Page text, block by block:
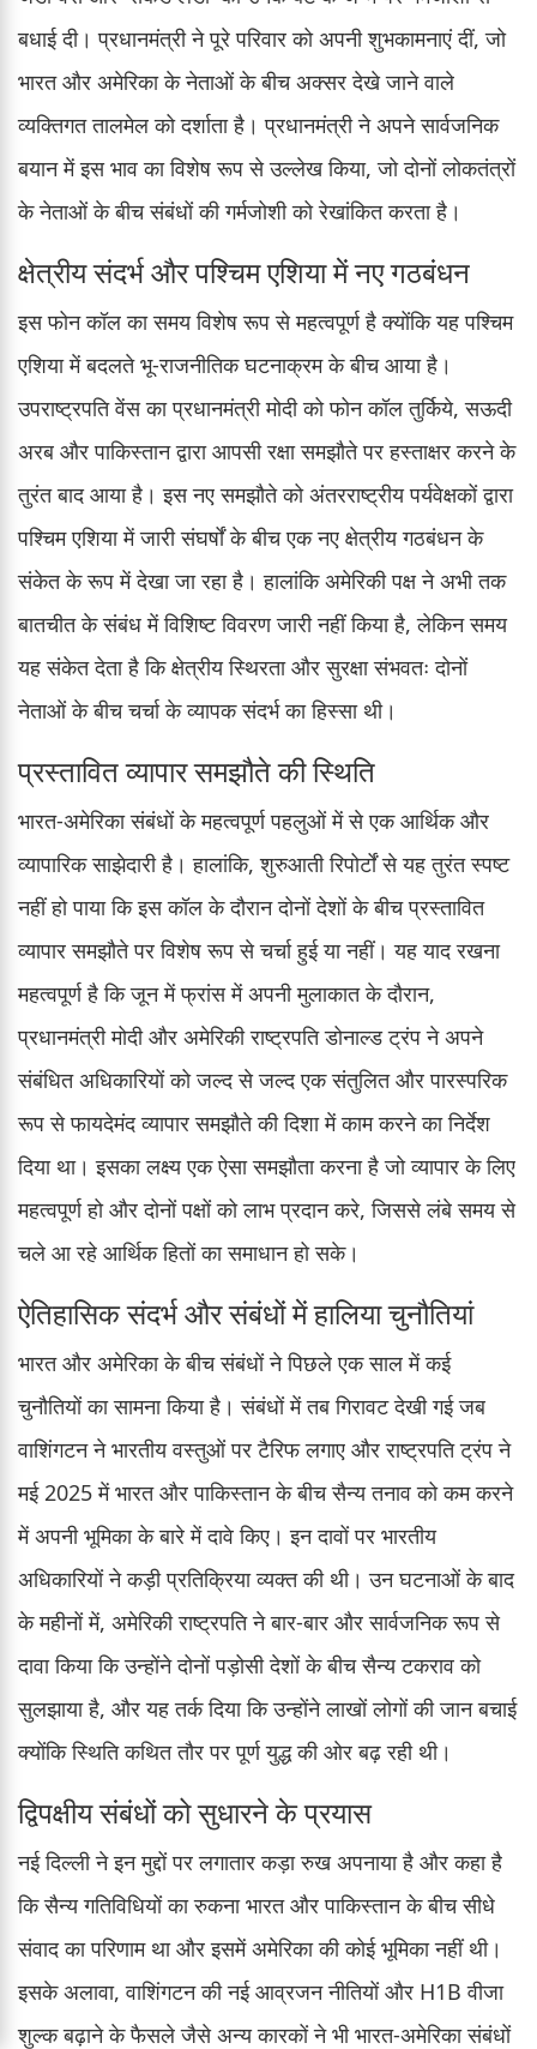
बधाई दी। प्रधानमंत्री ने पूरे परिवार को अपनी शुभकामनाएं दीं, जो
भारत और अमेरिका के नेताओं के बीच अक्सर देखे जाने वाले
व्यक्तिगत तालमेल को दर्शाता है। प्रधानमंत्री ने अपने सार्वजनिक
बयान में इस भाव का विशेष रूप से उल्लेख किया, जो दोनों लोकतंत्रों
के नेताओं के बीच संबंधों की गर्मजोशी को रेखांकित करता है।
क्षेत्रीय संदर्भ और पश्चिम एशिया में नए गठबंधन
इस फोन कॉल का समय विशेष रूप से महत्वपूर्ण है क्योंकि यह पश्चिम
एशिया में बदलते भू-राजनीतिक घटनाक्रम के बीच आया है।
उपराष्ट्रपति वेंस का प्रधानमंत्री मोदी को फोन कॉल तुर्किये, सऊदी
अरब और पाकिस्तान द्वारा आपसी रक्षा समझौते पर हस्ताक्षर करने के
तुरंत बाद आया है। इस नए समझौते को अंतरराष्ट्रीय पर्यवेक्षकों द्वारा
पश्चिम एशिया में जारी संघर्षों के बीच एक नए क्षेत्रीय गठबंधन के
संकेत के रूप में देखा जा रहा है। हालांकि अमेरिकी पक्ष ने अभी तक
बातचीत के संबंध में विशिष्ट विवरण जारी नहीं किया है, लेकिन समय
यह संकेत देता है कि क्षेत्रीय स्थिरता और सुरक्षा संभवतः दोनों
नेताओं के बीच चर्चा के व्यापक संदर्भ का हिस्सा थी।
प्रस्तावित व्यापार समझौते की स्थिति
भारत-अमेरिका संबंधों के महत्वपूर्ण पहलुओं में से एक आर्थिक और
व्यापारिक साझेदारी है। हालांकि, शुरुआती रिपोर्टों से यह तुरंत स्पष्ट
नहीं हो पाया कि इस कॉल के दौरान दोनों देशों के बीच प्रस्तावित
व्यापार समझौते पर विशेष रूप से चर्चा हुई या नहीं। यह याद रखना
महत्वपूर्ण है कि जून में फ्रांस में अपनी मुलाकात के दौरान,
प्रधानमंत्री मोदी और अमेरिकी राष्ट्रपति डोनाल्ड ट्रंप ने अपने
संबंधित अधिकारियों को जल्द से जल्द एक संतुलित और पारस्परिक
रूप से फायदेमंद व्यापार समझौते की दिशा में काम करने का निर्देश
दिया था। इसका लक्ष्य एक ऐसा समझौता करना है जो व्यापार के लिए
महत्वपूर्ण हो और दोनों पक्षों को लाभ प्रदान करे, जिससे लंबे समय से
चले आ रहे आर्थिक हितों का समाधान हो सके।
ऐतिहासिक संदर्भ और संबंधों में हालिया चुनौतियां
भारत और अमेरिका के बीच संबंधों ने पिछले एक साल में कई
चुनौतियों का सामना किया है। संबंधों में तब गिरावट देखी गई जब
वाशिंगटन ने भारतीय वस्तुओं पर टैरिफ लगाए और राष्ट्रपति ट्रंप ने
मई 2025 में भारत और पाकिस्तान के बीच सैन्य तनाव को कम करने
में अपनी भूमिका के बारे में दावे किए। इन दावों पर भारतीय
अधिकारियों ने कड़ी प्रतिक्रिया व्यक्त की थी। उन घटनाओं के बाद
के महीनों में, अमेरिकी राष्ट्रपति ने बार-बार और सार्वजनिक रूप से
दावा किया कि उन्होंने दोनों पड़ोसी देशों के बीच सैन्य टकराव को
सुलझाया है, और यह तर्क दिया कि उन्होंने लाखों लोगों की जान बचाई
क्योंकि स्थिति कथित तौर पर पूर्ण युद्ध की ओर बढ़ रही थी।
द्विपक्षीय संबंधों को सुधारने के प्रयास
नई दिल्ली ने इन मुद्दों पर लगातार कड़ा रुख अपनाया है और कहा है
कि सैन्य गतिविधियों का रुकना भारत और पाकिस्तान के बीच सीधे
संवाद का परिणाम था और इसमें अमेरिका की कोई भूमिका नहीं थी।
इसके अलावा, वाशिंगटन की नई आव्रजन नीतियों और H1B वीजा
शुल्क बढ़ाने के फैसले जैसे अन्य कारकों ने भी भारत-अमेरिका संबंधों